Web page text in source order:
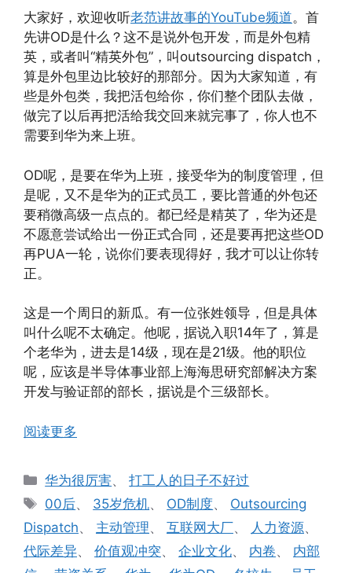
大家好，欢迎收听老范讲故事的YouTube频道。首
先讲OD是什么？这不是说外包开发，而是外包精
英，或者叫“精英外包”，叫outsourcing dispatch，
算是外包里边比较好的那部分。因为大家知道，有
些是外包类，我把活包给你，你们整个团队去做，
做完了以后再把活给我交回来就完事了，你人也不
需要到华为来上班。
OD呢，是要在华为上班，接受华为的制度管理，但
是呢，又不是华为的正式员工，要比普通的外包还
要稍微高级一点点的。都已经是精英了，华为还是
不愿意尝试给出一份正式合同，还是要再把这些OD
再PUA一轮，说你们要表现得好，我才可以让你转
正。
这是一个周日的新瓜。有一位张姓领导，但是具体
叫什么呢不太确定。他呢，据说入职14年了，算是
个老华为，进去是14级，现在是21级。他的职位
呢，应该是半导体事业部上海海思研究部解决方案
开发与验证部的部长，据说是个三级部长。
阅读更多
分
类
华为很厉害、打工人的日子不好过
标
00后、 35岁危机、 OD制度、 Outsourcing
Dispatch、 主动管理、 互联网大厂、 人力资源、
代际差异、 价值观冲突、 企业文化、 内卷、 内部